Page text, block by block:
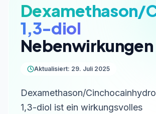
Dexamethason/
1,3-diol
Nebenwirkungen
Aktualisiert: 29. Juli 2025
Dexamethason/
1,3-diol ist ein wirkungsvolles